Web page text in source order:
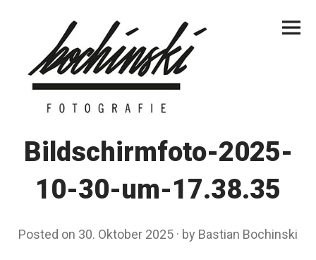
Menu
Bildschirmfoto-2025-
10-30-um-17.38.35
Posted on 30. Oktober 2025 by Bastian Bochinski